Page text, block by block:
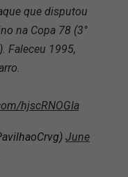
que disputou
na Copa 78 (3°
Faleceu 1995,
hjscRNOGIa
June